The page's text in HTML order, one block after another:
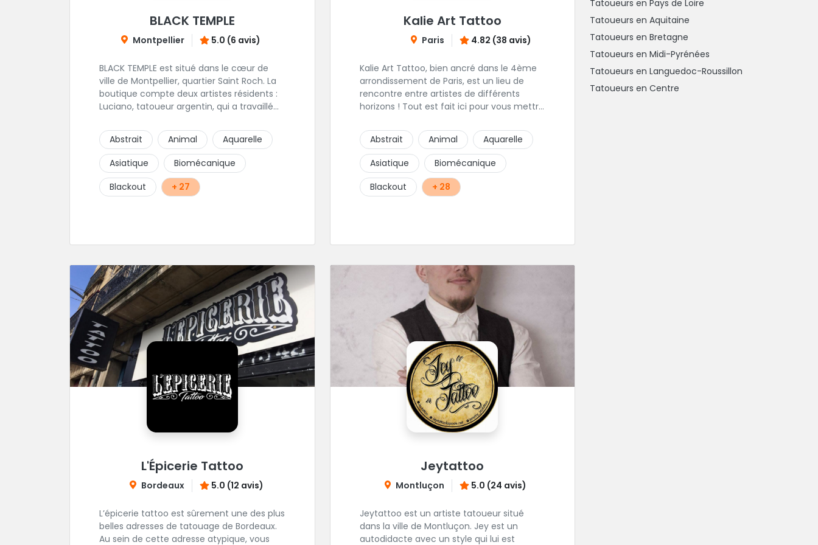
BLACK TEMPLE
Montpellier 5.0 (6 avis)
BLACK TEMPLE est situé dans le cœur de
ville de Montpellier, quartier Saint Roch. La
boutique compte deux artistes résidents :
Luciano, tatoueur argentin, qui a travaillé
avant de venir s'installer en France en 2014.
Et, Jaxar, qui a travaillé dans plusieurs
boutiques de la ville avant de rejoindre
notre équipe. La boutique accueille
plusieurs artistes tatoueurs en tant que
guests tout au long de l'année afin de
Abstrait Animal
Aquarelle
Asiatique
Biomécanique
Blackout
+ 27
Kalie Art Tattoo
Paris 4.82 (38 avis)
Kalie Art Tattoo, bien ancré dans le 4ème
arrondissement de Paris, est un lieu de
rencontre entre artistes de différents
horizons ! Tout est fait ici pour vous mettre
projet.
Abstrait Animal
Aquarelle
Asiatique
Biomécanique
Blackout
+ 28
L'Épicerie Tattoo
Bordeaux 5.0 (12 avis)
L’épicerie tattoo est sûrement une des plus
belles adresses de tatouage de Bordeaux.
Au sein de cette adresse atypique, vous
Jeytattoo
Montluçon 5.0 (24 avis)
Jeytattoo est un artiste tatoueur situé
dans la ville de Montluçon. Jey est un
autodidacte avec un style qui lui est
Tatoueurs en Pays de Loire
Tatoueurs en Aquitaine
Tatoueurs en Bretagne
Tatoueurs en Midi-Pyrénées
Tatoueurs en Languedoc-Roussillon
Tatoueurs en Centre